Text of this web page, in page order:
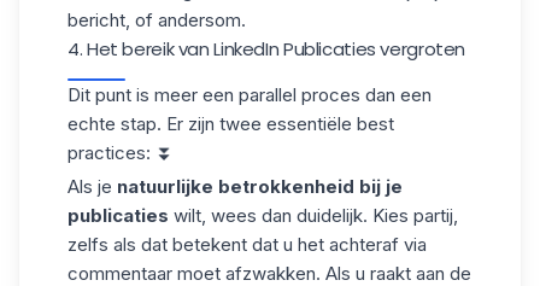
bericht, of andersom.
4. Het bereik van LinkedIn Publicaties vergroten
Dit punt is meer een parallel proces dan een
echte stap. Er zijn twee essentiële best
practices: ⏬
Als je natuurlijke betrokkenheid bij je
publicaties wilt, wees dan duidelijk. Kies partij,
zelfs als dat betekent dat u het achteraf via
commentaar moet afzwakken. Als u raakt aan de